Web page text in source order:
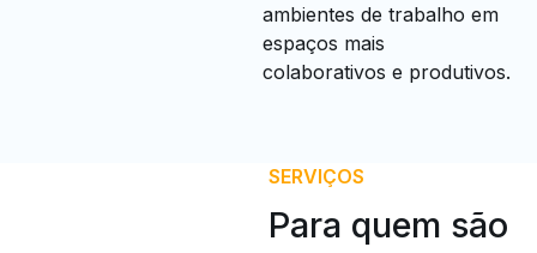
ambientes de trabalho em
espaços mais
colaborativos e produtivos.
SERVIÇOS
Para quem são